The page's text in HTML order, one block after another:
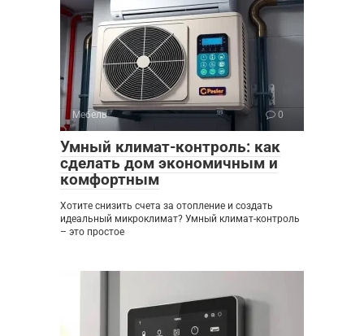
Мебель 0
Умный климат-контроль: как
сделать дом экономичным и
комфортным
Хотите снизить счета за отопление и создать
идеальный микроклимат? Умный климат-контроль
– это простое